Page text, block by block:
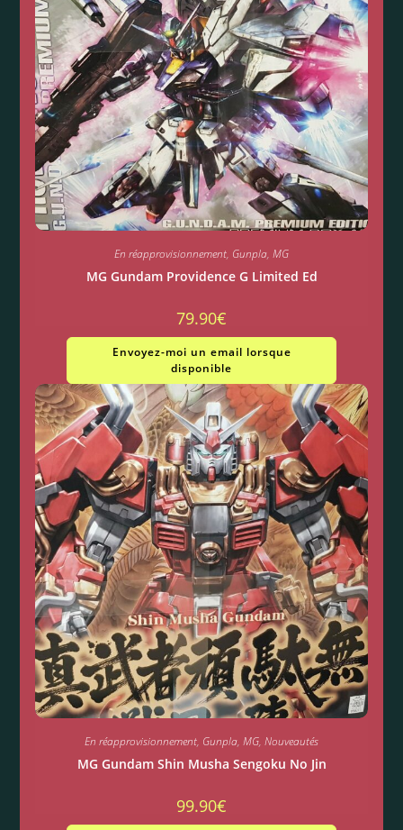
En réapprovisionnement, Gunpla, MG
MG Gundam Providence G Limited Ed
79.90€
Envoyez-moi un email lorsque
disponible
En réapprovisionnement, Gunpla, MG, Nouveautés
MG Gundam Shin Musha Sengoku No Jin
99.90€